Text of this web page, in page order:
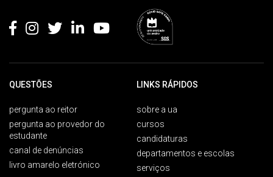
QUESTÕES
pergunta ao reitor
pergunta ao provedor do
estudante
canal de denúncias
livro amarelo eletrónico
LINKS RÁPIDOS
sobre a ua
cursos
candidaturas
departamentos e escolas
serviços